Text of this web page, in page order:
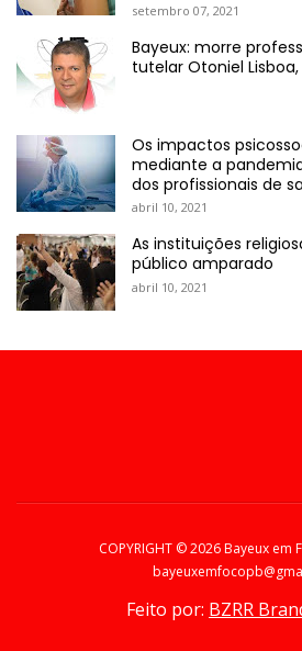
setembro 07, 2021
Bayeux: morre
tutelar Otoniel
Os impactos
mediante a
dos profissionais de
abril 10, 2021
As instituições
público amparado
abril 10, 2021
COPYRIGHT ©2026 Bayeux em
Feito por: BZRR